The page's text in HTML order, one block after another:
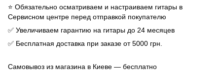
⭐️ Обязательно осматриваем и настраиваем гитары в
Сервисном центре перед отправкой покупателю
✅ Увеличиваем гарантию на гитары до 24 месяцев
✅ Бесплатная доставка при заказе от 5000 грн.
Самовывоз из магазина в Киеве — бесплатно